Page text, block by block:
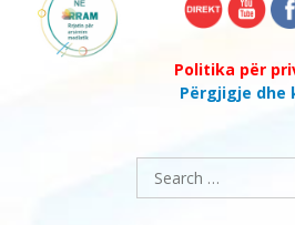
Politika për
Përgjigje dhe
Search
for: